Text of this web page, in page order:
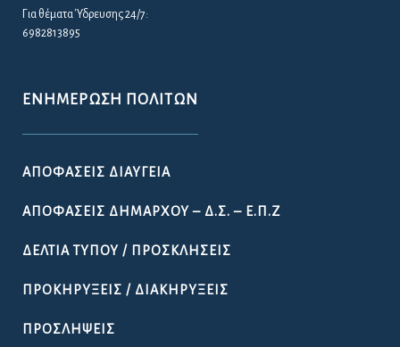
Για θέματα Ύδρευσης 24/7:
6982813895
ΕΝΗΜΈΡΩΣΗ ΠΟΛΙΤΏΝ
ΑΠΟΦΆΣΕΙΣ ΔΙΑΎΓΕΙΑ
ΑΠΟΦΆΣΕΙΣ ΔΗΜΆΡΧΟΥ – Δ.Σ. – Ε.Π.Ζ
ΔΕΛΤΊΑ ΤΎΠΟΥ / ΠΡΟΣΚΛΉΣΕΙΣ
ΠΡΟΚΗΡΎΞΕΙΣ / ΔΙΑΚΗΡΎΞΕΙΣ
ΠΡΟΣΛΉΨΕΙΣ